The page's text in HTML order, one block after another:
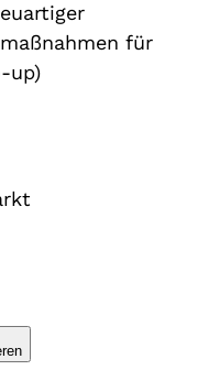
für
up)